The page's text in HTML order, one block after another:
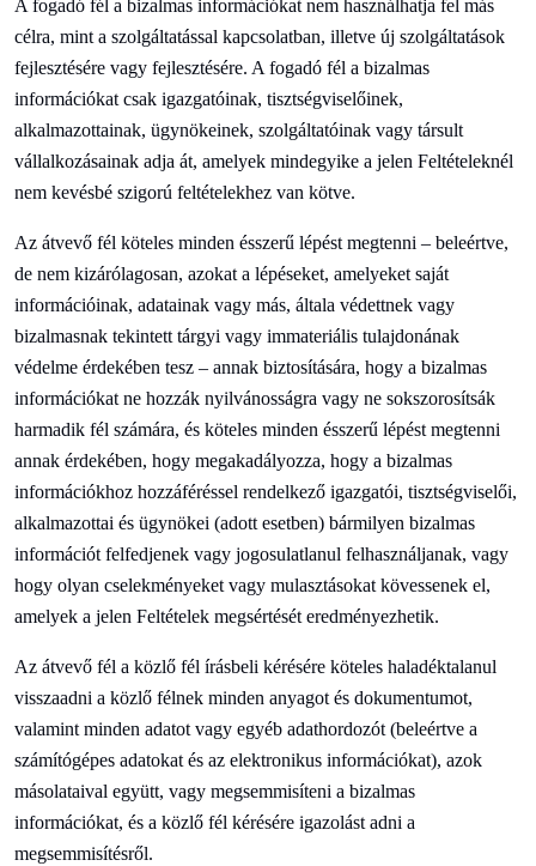
A fogadó fél a bizalmas információkat nem használhatja fel más
célra, mint a szolgáltatással kapcsolatban, illetve új szolgáltatások
fejlesztésére vagy fejlesztésére. A fogadó fél a bizalmas
információkat csak igazgatóinak, tisztségviselőinek,
alkalmazottainak, ügynökeinek, szolgáltatóinak vagy társult
vállalkozásainak adja át, amelyek mindegyike a jelen Feltételeknél
nem kevésbé szigorú feltételekhez van kötve.
Az átvevő fél köteles minden ésszerű lépést megtenni – beleértve,
de nem kizárólagosan, azokat a lépéseket, amelyeket saját
információinak, adatainak vagy más, általa védettnek vagy
bizalmasnak tekintett tárgyi vagy immateriális tulajdonának
védelme érdekében tesz – annak biztosítására, hogy a bizalmas
információkat ne hozzák nyilvánosságra vagy ne sokszorosítsák
harmadik fél számára, és köteles minden ésszerű lépést megtenni
annak érdekében, hogy megakadályozza, hogy a bizalmas
információkhoz hozzáféréssel rendelkező igazgatói, tisztségviselői,
alkalmazottai és ügynökei (adott esetben) bármilyen bizalmas
információt felfedjenek vagy jogosulatlanul felhasználjanak, vagy
hogy olyan cselekményeket vagy mulasztásokat kövessenek el,
amelyek a jelen Feltételek megsértését eredményezhetik.
Az átvevő fél a közlő fél írásbeli kérésére köteles haladéktalanul
visszaadni a közlő félnek minden anyagot és dokumentumot,
valamint minden adatot vagy egyéb adathordozót (beleértve a
számítógépes adatokat és az elektronikus információkat), azok
másolataival együtt, vagy megsemmisíteni a bizalmas
információkat, és a közlő fél kérésére igazolást adni a
megsemmisítésről.